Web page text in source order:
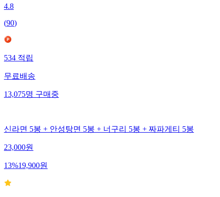
4.8
(90)
534 적립
무료배송
13,075명 구매중
신라면 5봉 + 안성탕면 5봉 + 너구리 5봉 + 짜파게티 5봉
23,000원
13%19,900원